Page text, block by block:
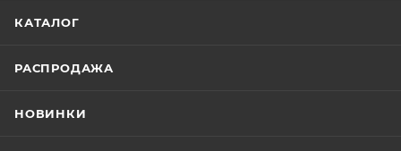
КАТАЛОГ
РАСПРОДАЖА
НОВИНКИ